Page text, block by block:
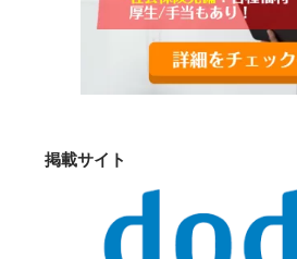
掲載サイト